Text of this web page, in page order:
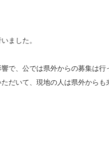
ました。
で、公では県外からの募集は
だいて、現地の人は県外から